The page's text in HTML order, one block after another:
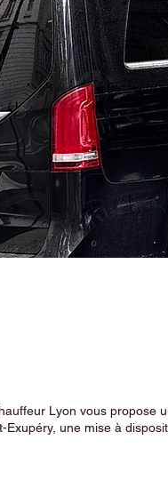
Lyon vous propose
Exupéry, une mise à